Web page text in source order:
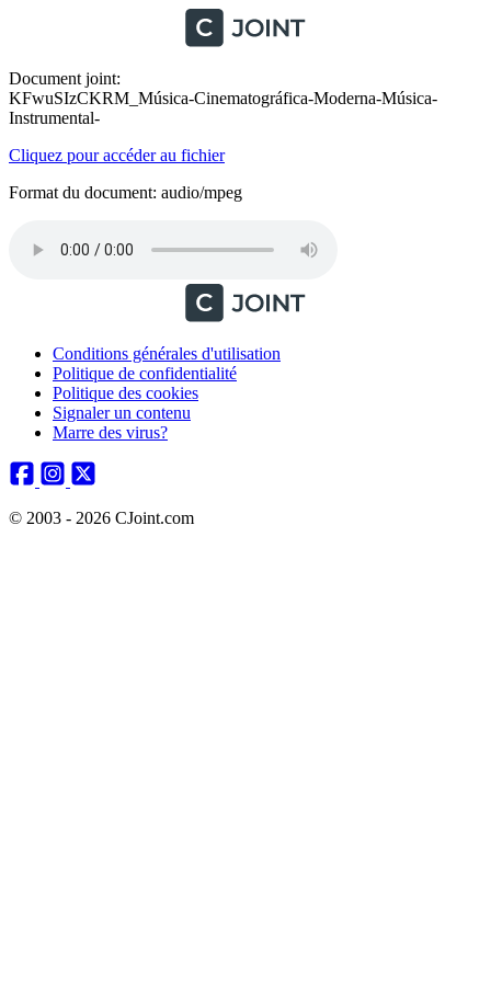
Document joint:
KFwuSIzCKRM_Música-Cinematográfica-Moderna-Música-
Instrumental-
Cliquez pour accéder au fichier
Format du document: audio/mpeg
Conditions générales d'utilisation
Politique de confidentialité
Politique des cookies
Signaler un contenu
Marre des virus?
© 2003 - 2026 CJoint.com